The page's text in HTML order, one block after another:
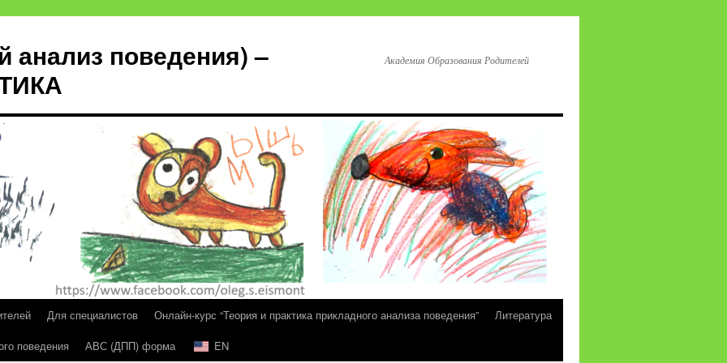
анализ поведения) –
Академия Образования Родителей
Для специалистов Онлайн-курс “Теория и практика прикладного анализа поведения”
Литература
поведения АВС (ДПП) форма EN